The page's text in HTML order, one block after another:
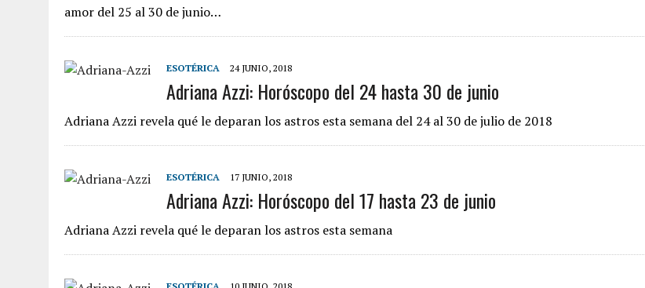
amor del 25 al 30 de junio…
ESOTÉRICA 24 JUNIO, 2018
Adriana Azzi: Horóscopo del 24 hasta 30 de junio
Adriana Azzi revela qué le deparan los astros esta semana del 24 al 30 de julio de 2018
ESOTÉRICA 17 JUNIO, 2018
Adriana Azzi: Horóscopo del 17 hasta 23 de junio
Adriana Azzi revela qué le deparan los astros esta semana